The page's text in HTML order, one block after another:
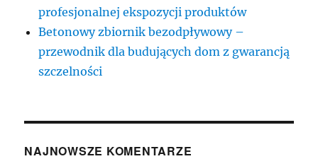
profesjonalnej ekspozycji produktów
Betonowy zbiornik bezodpływowy –
przewodnik dla budujących dom z gwarancją
szczelności
NAJNOWSZE KOMENTARZE